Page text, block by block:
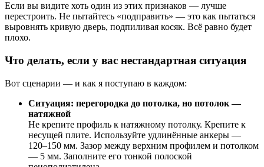
Если вы видите хоть один из этих признаков — лучше
перестроить. Не пытайтесь «подправить» — это как пытаться
выровнять кривую дверь, подпиливая косяк. Всё равно будет
плохо.
Что делать, если у вас нестандартная ситуация
Вот сценарии — и как я поступаю в каждом:
Ситуация: перегородка до потолка, но потолок —
натяжной
Не крепите профиль к натяжному потолку. Крепите к
несущей плите. Используйте удлинённые анкеры —
120–150 мм. Зазор между верхним профилем и потолком
— 5 мм. Заполните его тонкой полоской